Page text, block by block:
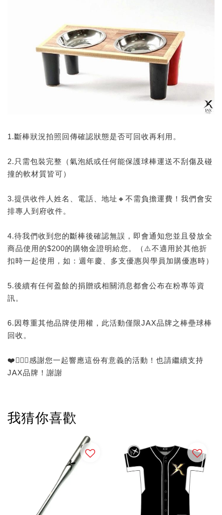
1.斷棒狀況拍照回傳確認狀態是否可回收再利用。
2.只需包裝完整（氣泡紙或任何能保護球棒運送不刮傷及碰
撞的軟材質皆可）
3.提供收件人姓名、電話、地址🔸不需負擔運費！我們會安
排專人到府收件。
4.待我們收到您的斷棒後確認無誤，即會通知您並且發放全
商品使用的$200的購物金證明給您。（⚠️不適用於其他折
扣時一起使用，如：週年慶、多支優惠與學員加購優惠時）
5.後續有任何盈餘的捐贈或相關消息都會公布在粉專等資
訊。
6.因尊重其他品牌使用權，此活動僅限JAX品牌之棒壘球棒
回收。
❤️🙅🏻‍♂️感謝您一起響應這份有意義的活動！也請繼續支持
JAX品牌！謝謝
我猜你喜歡